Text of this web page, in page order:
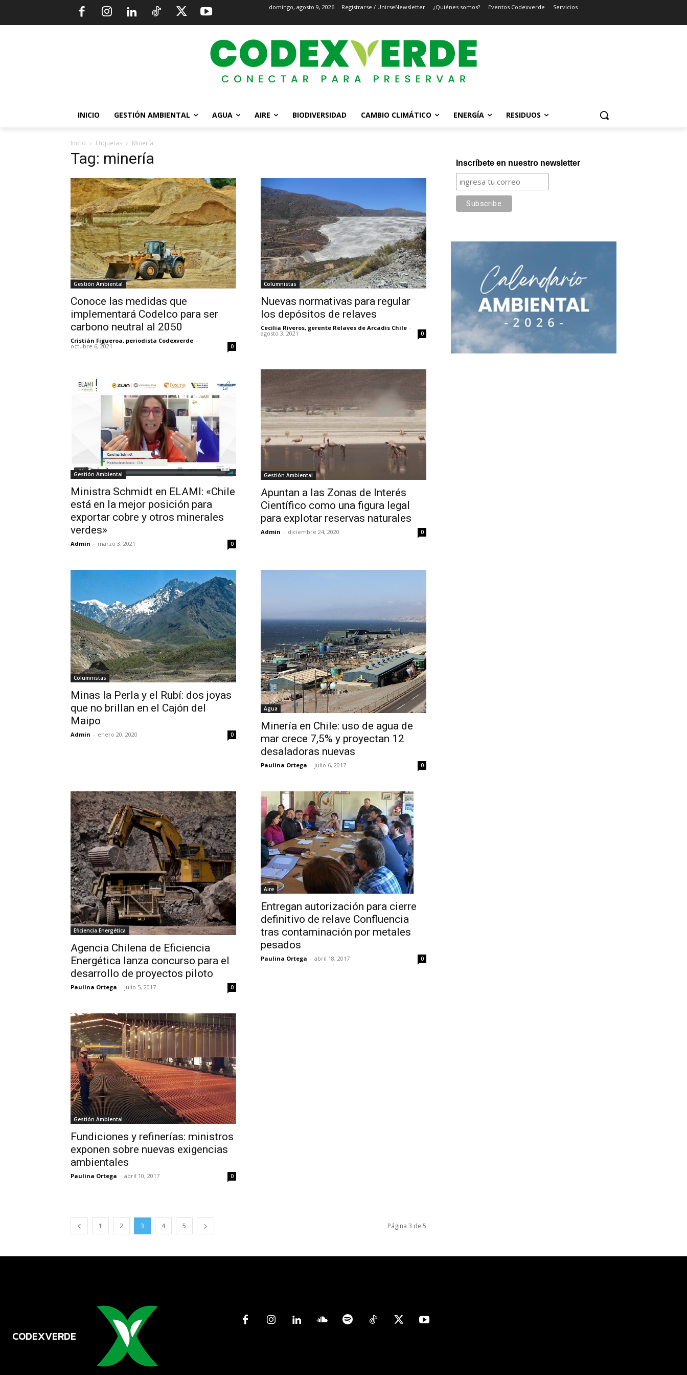
domingo, agosto 9, 2026 Registrarse / UnirseNewsletter ¿Quiénes somos? Eventos Codexverde Servicios
INICIO GESTIÓN AMBIENTAL AGUA AIRE BIODIVERSIDAD CAMBIO CLIMÁTICO ENERGÍA RESIDUOS
Inicio Etiquetas Minería
Tag: minería
Gestión Ambiental
Conoce las medidas que
implementará Codelco para ser
carbono neutral al 2050
Cristián Figueroa, periodista Codexverde -
octubre 6, 2021 0
Columnistas
Nuevas normativas para regular
los depósitos de relaves
Cecilia Riveros, gerente Relaves de Arcadis Chile -
agosto 3, 2021 0
Gestión Ambiental
Ministra Schmidt en ELAMI: «Chile
está en la mejor posición para
exportar cobre y otros minerales
verdes»
Admin - marzo 3, 2021 0
Gestión Ambiental
Apuntan a las Zonas de Interés
Científico como una figura legal
para explotar reservas naturales
Admin - diciembre 24, 2020 0
Columnistas
Minas la Perla y el Rubí: dos joyas
que no brillan en el Cajón del
Maipo
Admin - enero 20, 2020 0
Agua
Minería en Chile: uso de agua de
mar crece 7,5% y proyectan 12
desaladoras nuevas
Paulina Ortega - julio 6, 2017 0
Eficiencia Energética
Agencia Chilena de Eficiencia
Energética lanza concurso para el
desarrollo de proyectos piloto
Paulina Ortega - julio 5, 2017 0
Aire
Entregan autorización para cierre
definitivo de relave Confluencia
tras contaminación por metales
pesados
Paulina Ortega - abril 18, 2017 0
Gestión Ambiental
Fundiciones y refinerías: ministros
exponen sobre nuevas exigencias
ambientales
Paulina Ortega - abril 10, 2017 0
1 2 3 4 5 Página 3 de 5
Inscríbete en nuestro newsletter
CODEXVERDE